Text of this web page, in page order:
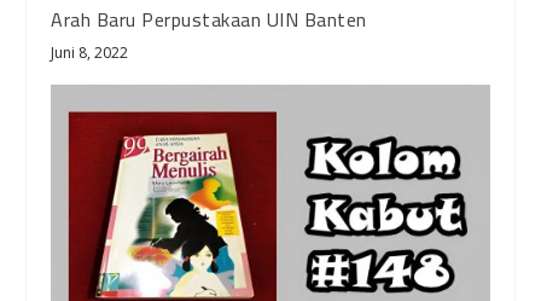
Arah Baru Perpustakaan UIN Banten
Juni 8, 2022